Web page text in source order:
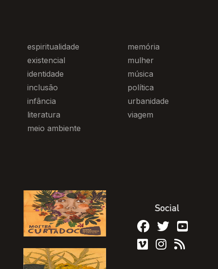
espiritualidade
existencial
identidade
inclusão
infância
literatura
meio ambiente
memória
mulher
música
política
urbanidade
viagem
Social